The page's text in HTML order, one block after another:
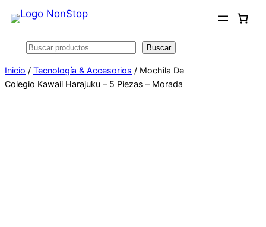
Saltar
contenido
Buscar Buscar
Inicio / Tecnología & Accesorios / Mochila De
Colegio Kawaii Harajuku – 5 Piezas – Morada